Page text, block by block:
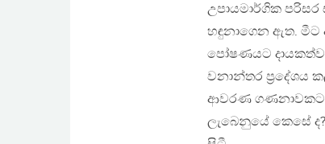
උපායමාර්ගික පරිසර
හඳුනාගෙන ඇත. මීට
පෝෂණයට
වනාන්තර ප්‍රදේශය
ආවරණ
ලැබෙනුයේ කෙසේ